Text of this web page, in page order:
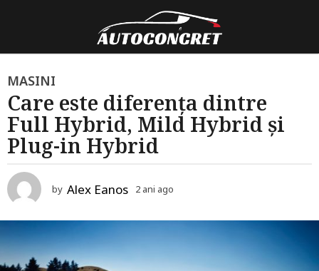
2
a
n
i
a
g
o
a
n
MASINI
Care este diferența dintre
Full Hybrid, Mild Hybrid și
Plug-in Hybrid
by Alex Eanos 2 ani ago